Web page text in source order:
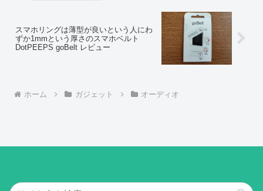
スマホリングは薄型が良いという人にわ
ずか1mmという厚さのスマホベルト
DotPEEPS goBelt レビュー
ホーム ガジェット オーディオ